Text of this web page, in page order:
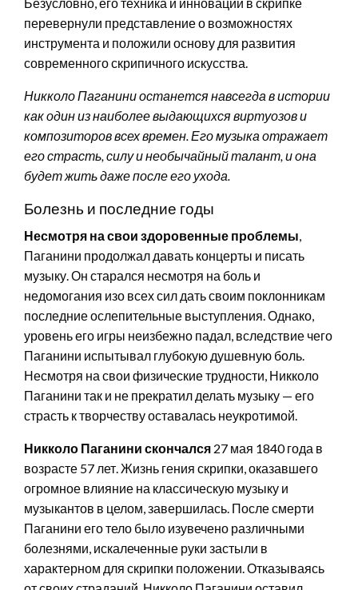
перевернули представление о возможностях
инструмента и положили основу для развития
современного скрипичного искусства.
Никколо Паганини останется навсегда в истории
как один из наиболее выдающихся виртуозов и
композиторов всех времен. Его музыка отражает
его страсть, силу и необычайный талант, и она
будет жить даже после его ухода.
Болезнь и последние годы
Несмотря на свои здоровенные проблемы,
Паганини продолжал давать концерты и писать
музыку. Он старался несмотря на боль и
недомогания изо всех сил дать своим поклонникам
последние ослепительные выступления. Однако,
уровень его игры неизбежно падал, вследствие чего
Паганини испытывал глубокую душевную боль.
Несмотря на свои физические трудности, Никколо
Паганини так и не прекратил делать музыку — его
страсть к творчеству оставалась неукротимой.
Никколо Паганини скончался 27 мая 1840 года в
возрасте 57 лет. Жизнь гения скрипки, оказавшего
огромное влияние на классическую музыку и
музыкантов в целом, завершилась. После смерти
Паганини его тело было изувечено различными
болезнями, искалеченные руки застыли в
характерном для скрипки положении. Отказываясь